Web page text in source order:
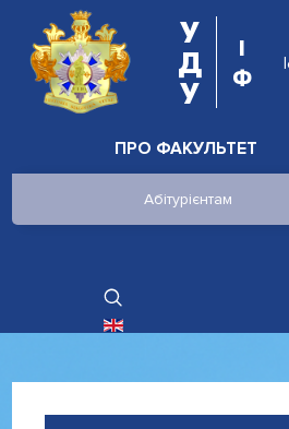
У
Д
У
І
Ф
ПРО ФАКУЛЬТЕТ
Абітурієнтам
ОБЕРІТЬ СВОЮ МОВУ